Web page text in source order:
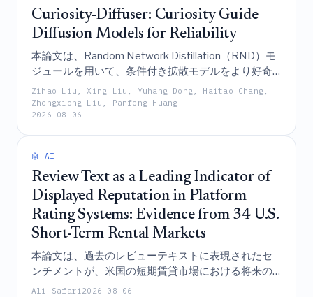
Curiosity-Diffuser: Curiosity Guide
Diffusion Models for Reliability
本論文は、Random Network Distillation（RND）モ
ジュールを用いて、条件付き拡散モデルをより好奇
心の低い軌跡を生成するように導くことで、ハルシ
ネーションや過剰な汎化を抑制し、行動を訓練デー
タにより密接に一致させ、ロボットの模倣方策の信
頼性を高める手法であるCuriosity-Diffuserを提案す
Zihao Liu, Xing Liu, Yuhang Dong, Haitao Chang,
Zhengxiong Liu, Panfeng Huang
2026-08-06
🤖 AI
Review Text as a Leading Indicator of
Displayed Reputation in Platform
Rating Systems: Evidence from 34 U.S.
Short-Term Rental Markets
本論文は、過去のレビューテキストに表現されたセ
ンチメントが、米国の短期賃貸市場における将来の
表示評価の改善を示す正確な先行指標として機能す
Ali Safari2026-08-06